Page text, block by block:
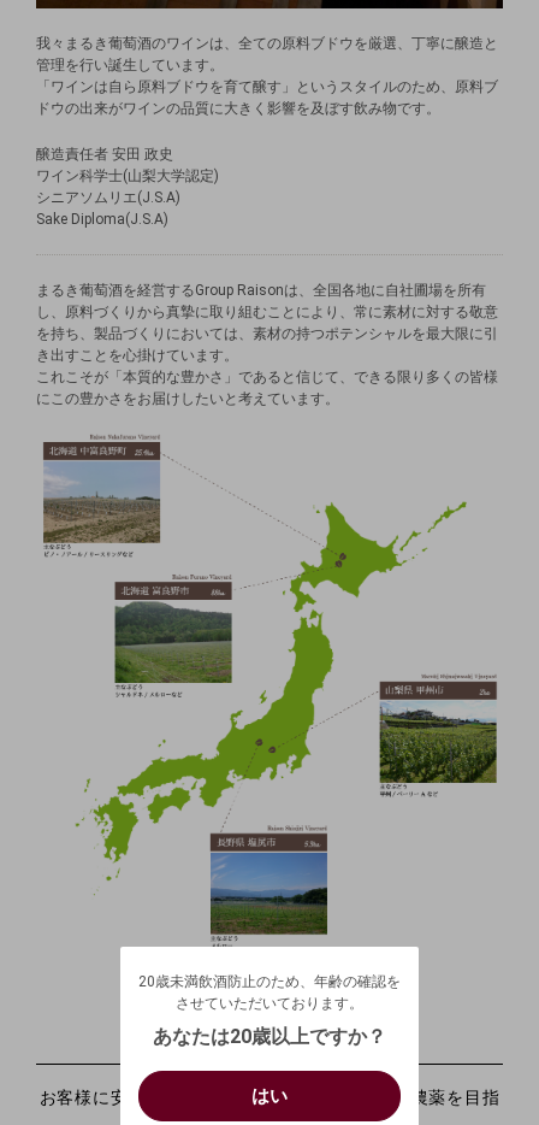
お買い物を続ける カートへ進む
我々まるき葡萄酒のワインは、全ての原料ブドウを厳選、丁寧に醸造と
管理を行い誕生しています。
「ワインは自ら原料ブドウを育て醸す」というスタイルのため、原料ブ
ドウの出来がワインの品質に大きく影響を及ぼす飲み物です。
醸造責任者 安田 政史
ワイン科学士(山梨大学認定)
シニアソムリエ(J.S.A)
Sake Diploma(J.S.A)
まるき葡萄酒を経営するGroup Raisonは、全国各地に自社圃場を所有
し、原料づくりから真摯に取り組むことにより、常に素材に対する敬意
を持ち、製品づくりにおいては、素材の持つポテンシャルを最大限に引
き出すことを心掛けています。
これこそが「本質的な豊かさ」であると信じて、できる限り多くの皆様
にこの豊かさをお届けしたいと考えています。
減農薬と草生栽培
お客様に安心して食べていただけるように、減農薬を目指
20歳未満飲酒防止のため、年齢の確認を
させていただいております。
あなたは20歳以上ですか？
はい
20歳未満飲酒防止のため、年齢の確認を
生年月日を入力してください。
西暦
/
ログアウトします。よろしいですか？